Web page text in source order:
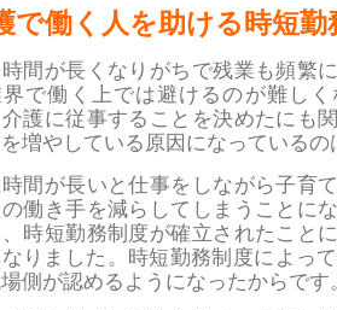
で働く人を助ける時短勤
間が長くなりがちで残業も頻繁
で働く上では避けるのが難し
護に従事することを決めたにも
を増やしている原因になっている
間が長いと仕事をしながら子育
働き手を減らしてしまうことに
時短勤務制度が確立されたこと
なりました。時短勤務制度によっ
側が認めるようになったからです